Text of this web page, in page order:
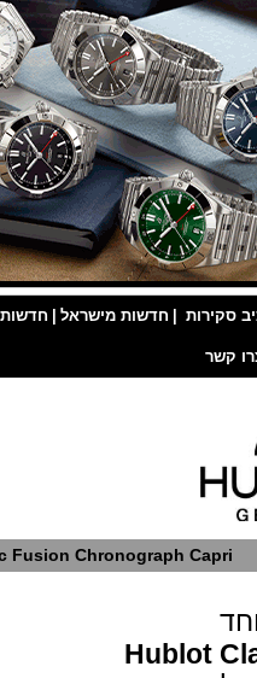
| חדשות מישראל | חדשות
Fusion Chronograph